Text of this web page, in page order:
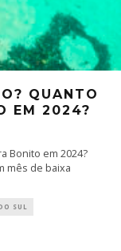
QUANTO
EM 2024?
Bonito em 2024?
mês de baixa
SUL